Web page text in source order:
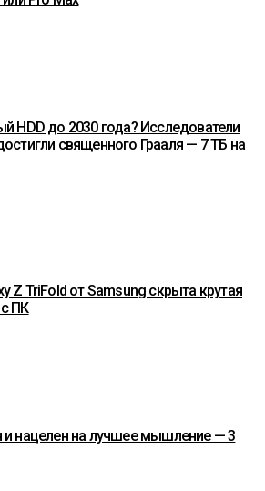
HDD до 2030 года? Исследователи
священного Грааля — 7 ТБ на
Z TriFold от Samsung скрыта крутая
ПК
и нацелен на лучшее мышление — 3